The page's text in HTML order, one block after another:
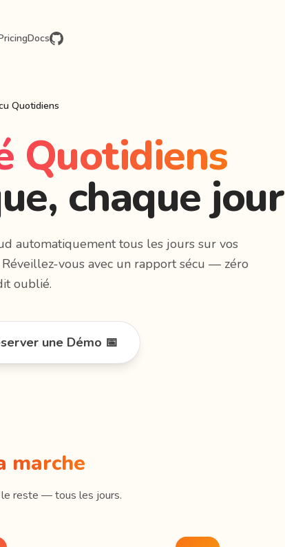
Docs
Quotidiens
Quotidiens
chaque jour
automatiquement tous les jours sur vos
vous avec un rapport sécu — zéro
oublié.
une Démo 📅
marche
le reste — tous les jours.